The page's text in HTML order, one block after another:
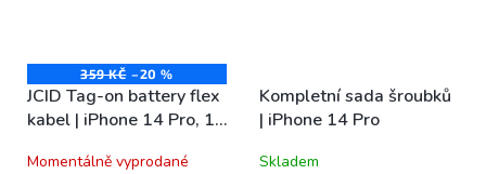
359 KČ –20 %
JCID Tag-on battery flex
kabel | iPhone 14 Pro, 14
Momentálně vyprodané
Kompletní sada šroubků
| iPhone 14 Pro
Skladem